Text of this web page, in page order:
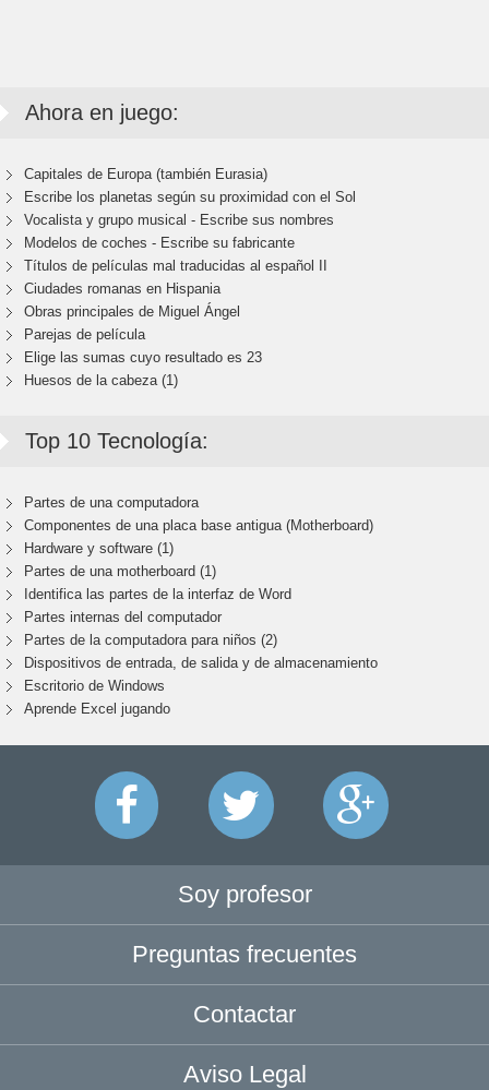
Ahora en juego:
Capitales de Europa (también Eurasia)
Escribe los planetas según su proximidad con el Sol
Vocalista y grupo musical - Escribe sus nombres
Modelos de coches - Escribe su fabricante
Títulos de películas mal traducidas al español II
Ciudades romanas en Hispania
Obras principales de Miguel Ángel
Parejas de película
Elige las sumas cuyo resultado es 23
Huesos de la cabeza (1)
Top 10 Tecnología:
Partes de una computadora
Componentes de una placa base antigua (Motherboard)
Hardware y software (1)
Partes de una motherboard (1)
Identifica las partes de la interfaz de Word
Partes internas del computador
Partes de la computadora para niños (2)
Dispositivos de entrada, de salida y de almacenamiento
Escritorio de Windows
Aprende Excel jugando
Soy profesor
Preguntas frecuentes
Contactar
Aviso Legal